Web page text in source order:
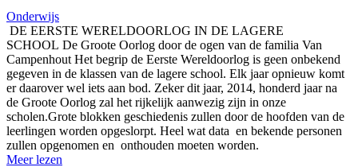
Onderwijs
DE EERSTE WERELDOORLOG IN DE LAGERE
SCHOOL De Groote Oorlog door de ogen van de familia Van
Campenhout Het begrip de Eerste Wereldoorlog is geen onbekend
gegeven in de klassen van de lagere school. Elk jaar opnieuw komt
er daarover wel iets aan bod. Zeker dit jaar, 2014, honderd jaar na
de Groote Oorlog zal het rijkelijk aanwezig zijn in onze
scholen.Grote blokken geschiedenis zullen door de hoofden van de
leerlingen worden opgeslorpt. Heel wat data en bekende personen
zullen opgenomen en onthouden moeten worden.
Meer lezen